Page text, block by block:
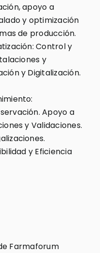
apoyo a
y optimización
de producción.
Control y
y
y Digitalización.
Apoyo a
y Validaciones.
y Eficiencia
Farmaforum